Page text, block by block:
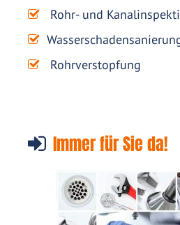
Rohr- und
Rohrverstopfung
Immer für Sie da!